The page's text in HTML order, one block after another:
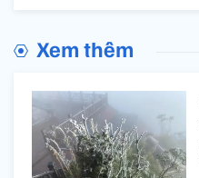
Xem thêm